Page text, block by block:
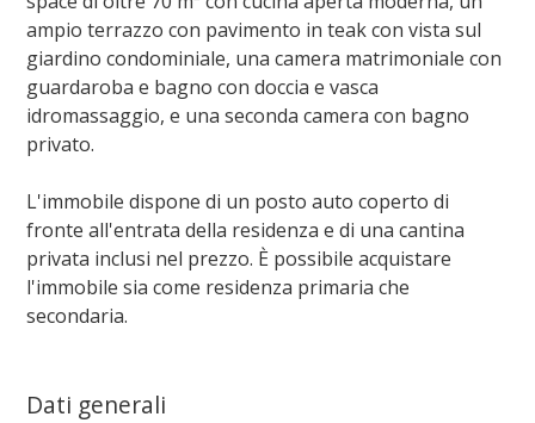
ampio terrazzo con pavimento in teak con vista sul
giardino condominiale, una camera matrimoniale con
guardaroba e bagno con doccia e vasca
idromassaggio, e una seconda camera con bagno
privato.
L'immobile dispone di un posto auto coperto di
fronte all'entrata della residenza e di una cantina
privata inclusi nel prezzo. È possibile acquistare
l'immobile sia come residenza primaria che
secondaria.
Dati generali